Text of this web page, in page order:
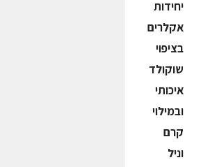
יחידות
אקלרים
בציפוי
שוקולד
איכותי
ובמילוי
קרם
וניל